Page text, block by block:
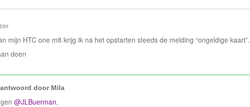
mijn HTC one m8 krijg ik na het opstarten steeds de melding “ongeldige kaart”.
doen
doorMila
@JLBuerman,